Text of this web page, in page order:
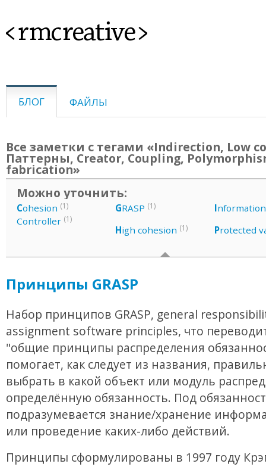
<rmcreative>
БЛОГ ФАЙЛЫ
Все заметки с тегами «Indirection, Low
Паттерны, Creator, Coupling,
fabrication»
Можно уточнить:
Cohesion (1)
Controller (1)
GRASP (1)
High cohesion (1)
I
Protected
Принципы GRASP
Набор принципов GRASP, general
assignment software principles, что
"общие принципы распределения
помогает, как следует из названия,
выбрать в какой объект или модуль
определённую обязанность. Под
подразумевается знание/хранение
или проведение каких-либо действий.
Принципы сформулированы в 1997 году